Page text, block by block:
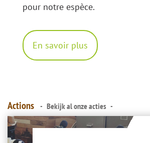
pour notre espèce.
En savoir plus
Actions Bekijk al onze acties
Image